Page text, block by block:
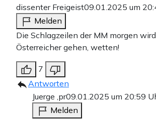
dissenter Freigeist09.01.2025 um
Melden
Die Schlagzeilen der MM morgen
Österreicher gehen, wetten!
7
Antworten
Juerge ,pr09.01.2025 um 20:59
Melden